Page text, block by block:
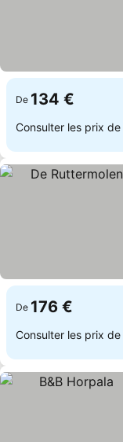
De 134 €
Consulter les prix de
De 176 €
Consulter les prix de